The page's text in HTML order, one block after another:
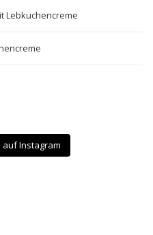
Lebkuchencreme
auf Instagram